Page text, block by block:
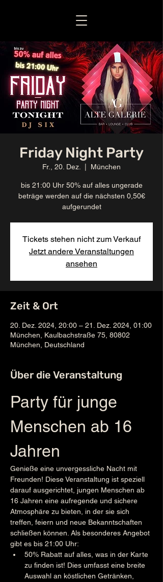
Friday Night Party
Fr., 20. Dez. München
bis 21:00 Uhr 50% auf alles ungerade
beträge werden auf die nächsten 0,50€
aufgerundet
Tickets stehen nicht zum Verkauf
Jetzt andere Veranstaltungen
ansehen
Zeit & Ort
20. Dez. 2024, 20:00 – 21. Dez. 2024, 01:00
München, Kaulbachstraße 75, 80802
München, Deutschland
Über die Veranstaltung
Party für junge
Menschen ab 16
Jahren
Genieße eine unvergessliche Nacht mit
Freunden! Diese Veranstaltung ist speziell
darauf ausgerichtet, jungen Menschen ab
16 Jahren eine aufregende und sichere
Atmosphäre zu bieten, in der sie sich
treffen, feiern und neue Bekanntschaften
schließen können. Als besonderes Angebot
gibt es bis 21:00 Uhr:
50% Rabatt auf alles, was in der Karte
zu finden ist! Dies umfasst eine breite
Auswahl an köstlichen Getränken,